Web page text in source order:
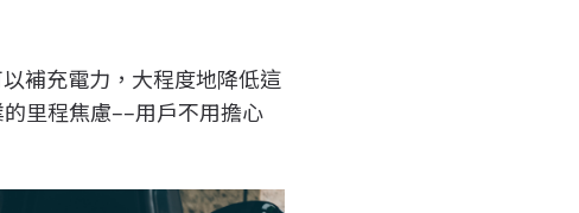
補充電力，大程度地降低這
里程焦慮––用戶不用擔心